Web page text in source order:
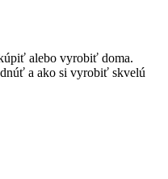
alebo vyrobiť doma.
a ako si vyrobiť skvelú